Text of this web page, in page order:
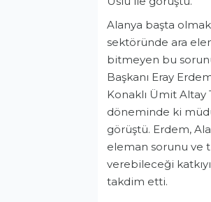
Alanya başta
sektöründe ara
bitmeyen bu
Başkanı Eray
Konaklı Ümit
döneminde ki
görüştü. Erdem,
eleman sorunu ve
verebileceği
takdim etti.